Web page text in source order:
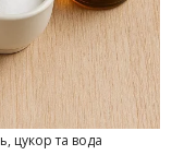
цукор та вода